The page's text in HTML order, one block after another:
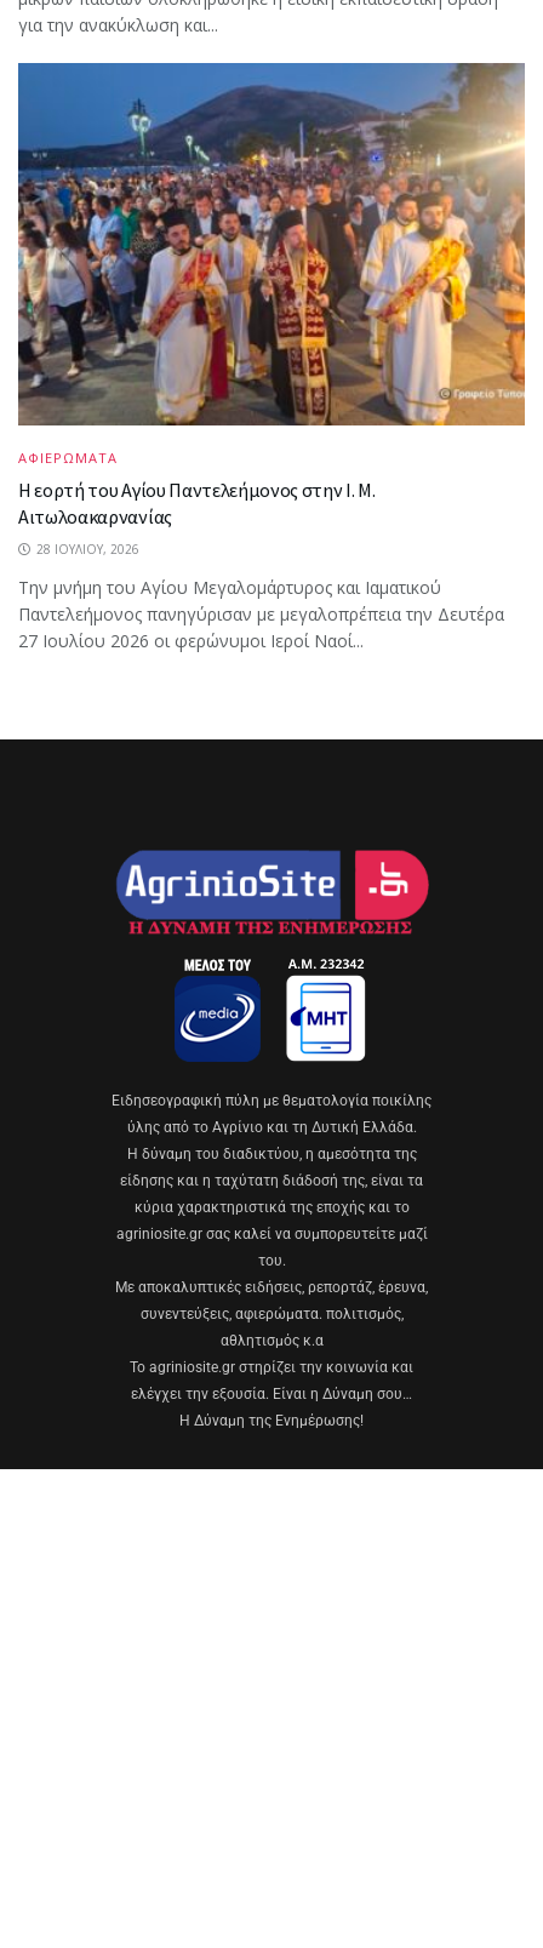
για την ανακύκλωση και...
ΑΦΙΕΡΩΜΑΤΑ
Η εορτή του Αγίου Παντελεήμονος στην Ι. Μ.
Αιτωλοακαρνανίας
28 ΙΟΥΛΊΟΥ, 2026
Την μνήμη του Αγίου Μεγαλομάρτυρος και Ιαματικού
Παντελεήμονος πανηγύρισαν με μεγαλοπρέπεια την Δευτέρα
27 Ιουλίου 2026 οι φερώνυμοι Ιεροί Ναοί...
Eιδησεογραφική πύλη με θεματολογία ποικίλης
ύλης από το Αγρίνιο και τη Δυτική Ελλάδα.
Η δύναμη του διαδικτύου, η αμεσότητα της
είδησης και η ταχύτατη διάδοσή της, είναι τα
κύρια χαρακτηριστικά της εποχής και το
agriniosite.gr σας καλεί να συμπορευτείτε μαζί
του.
Με αποκαλυπτικές ειδήσεις, ρεπορτάζ, έρευνα,
συνεντεύξεις, αφιερώματα. πολιτισμός,
αθλητισμός κ.α
Το agriniosite.gr στηρίζει την κοινωνία και
ελέγχει την εξουσία. Είναι η Δύναμη σου…
Η Δύναμη της Ενημέρωσης!